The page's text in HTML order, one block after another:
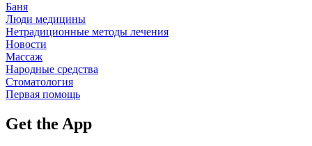
Баня
Люди медицины
Нетрадиционные методы лечения
Новости
Массаж
Народные средства
Стоматология
Первая помощь
Get the App